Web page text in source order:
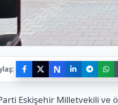
N
Eskişehir Milletvekili ve